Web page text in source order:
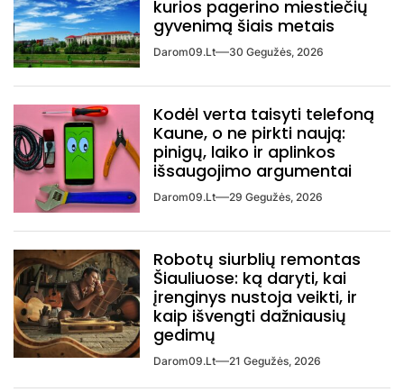
kurios pagerino miestiečių
gyvenimą šiais metais
Darom09.lt 30 Gegužės, 2026
Kodėl verta taisyti telefoną
Kaune, o ne pirkti naują:
pinigų, laiko ir aplinkos
išsaugojimo argumentai
Darom09.lt 29 Gegužės, 2026
Robotų siurblių remontas
Šiauliuose: ką daryti, kai
įrenginys nustoja veikti, ir
kaip išvengti dažniausių
gedimų
Darom09.lt 21 Gegužės, 2026